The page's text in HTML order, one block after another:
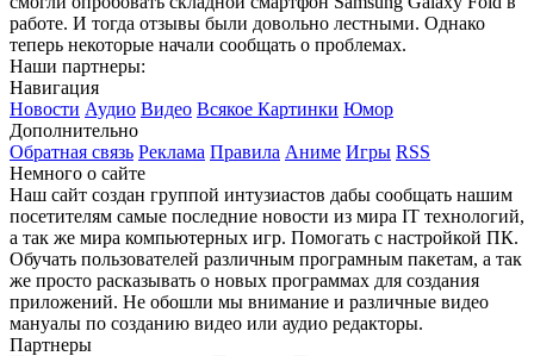
работе. И тогда отзывы были довольно лестными. Однако
теперь некоторые начали сообщать о проблемах.
Наши партнеры:
Навигация
Новости Аудио Видео Всякое Картинки Юмор
Дополнительно
Обратная связь Реклама Правила Аниме Игры RSS
Немного о сайте
Наш сайт создан группой интузиастов дабы сообщать нашим
посетителям самые последние новости из мира IT технологий,
а так же мира компьютерных игр. Помогать с настройкой ПК.
Обучать пользователей различным програмным пакетам, а так
же просто расказывать о новых программах для создания
приложений. Не обошли мы внимание и различные видео
мануалы по созданию видео или аудио редакторы.
Партнеры